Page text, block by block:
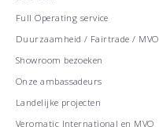
Full Operating service
Duurzaamheid / Fairtrade / MVO
Showroom bezoeken
Onze ambassadeurs
Landelijke projecten
Veromatic International en MVO